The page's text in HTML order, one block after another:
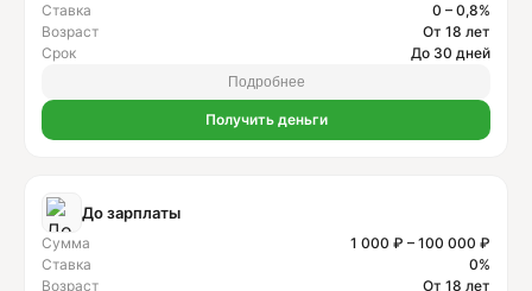
Ставка
0 – 0,8%
Возраст
От 18 лет
Срок
До 30 дней
Подробнее
Получить деньги
До зарплаты
Сумма
1 000 ₽ – 100 000 ₽
Ставка
0%
Возраст
От 18 лет